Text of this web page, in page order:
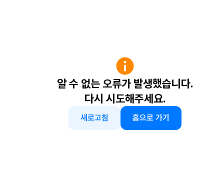
알 수 없는 오류가 발생했습니다.
다시 시도해주세요.
새로고침 홈으로 가기